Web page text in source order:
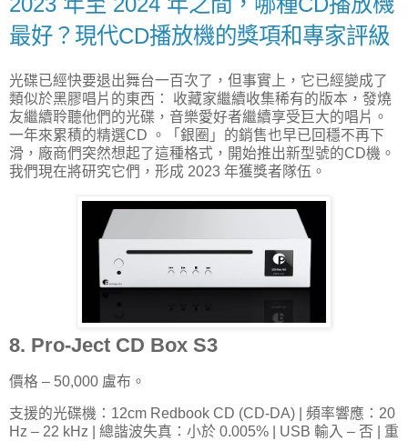
最好？現代CD播放機的獎項和專家評級
光碟已經快要退出舞台一百次了，但事實上，它已經變成了
類似於黑膠唱片的東西： 收藏家繼續收集稀有的版本，發燒
友繼續聆聽他們的光碟，音樂愛好者繼續享受巨大的唱片。
一年來累積的精選CD 。「銀圈」的銷售也早已回穩不再下
滑，廠商們突然想起了這種格式，開始推出新型號的CD機。
我們現在將研究它們，形成 2023 年獲獎者隊伍。
8. Pro-Ject CD Box S3
價格 – 50,000 盧布。
支援的光碟機：12cm Redbook CD (CD-DA) | 頻率響應：20
Hz – 22 kHz | 總諧波失真：小於 0.005% | USB 輸入 – 否 | 重